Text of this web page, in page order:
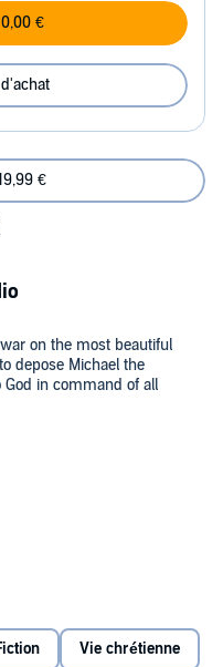
€
€
on the most beautiful
depose Michael the
in command of all
and disorganized host of
with the full power of faith,
army to challenge the
where science, the
the edge of eternal joy or
Zeigler
Vie chrétienne